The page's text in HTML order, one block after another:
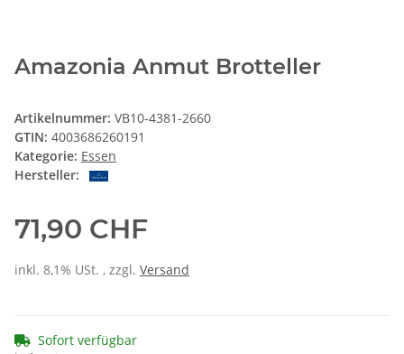
Amazonia Anmut Brotteller
Artikelnummer: VB10-4381-2660
GTIN: 4003686260191
Kategorie: Essen
Hersteller:
71,90 CHF
inkl. 8,1% USt. , zzgl. Versand
Sofort verfügbar